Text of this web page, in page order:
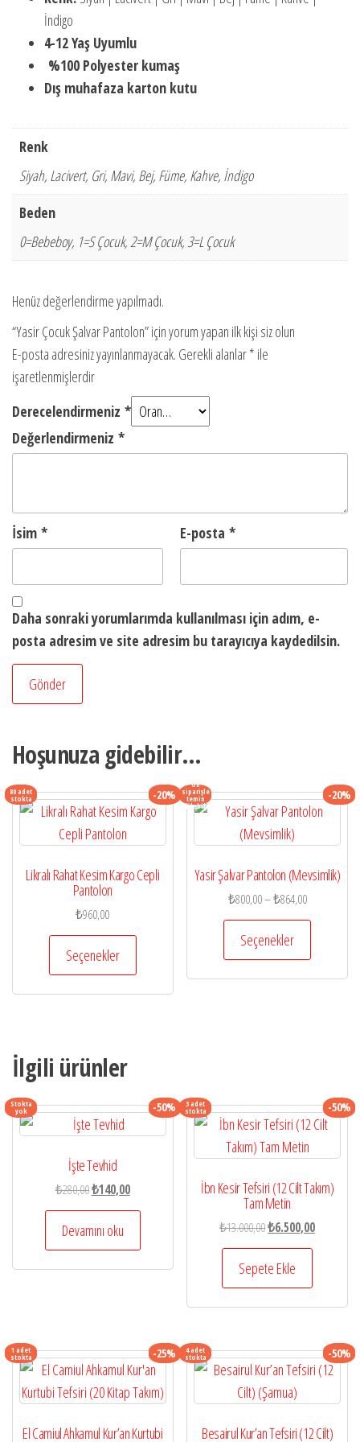
İndigo
4-12 Yaş Uyumlu
%100 Polyester kumaş
Dış muhafaza karton kutu
Renk
Siyah, Lacivert, Gri, Mavi, Bej, Füme, Kahve, İndigo
Beden
0=Bebeboy, 1=S Çocuk, 2=M Çocuk, 3=L Çocuk
Henüz değerlendirme yapılmadı.
“Yasir Çocuk Şalvar Pantolon” için yorum yapan ilk kişi siz olun
E-posta adresiniz yayınlanmayacak. Gerekli alanlar* ile
işaretlenmişlerdir
Derecelendirmeniz *
Değerlendirmeniz *
İsim * E-posta *
Daha sonraki yorumlarımda kullanılması için adım, e-
posta adresim ve site adresim bu tarayıcıya kaydedilsin.
Hoşunuza gidebilir…
80 adet
stokta -20%
Likralı Rahat Kesim Kargo Cepli
Pantolon
₺960,00
Seçenekler
Bu
ürün
sayfasından
Ön
siparişle
temin
edilebilir
-20%
Yasir Şalvar Pantolon (Mevsimlik)
₺800,00–₺864,00Fiyat
aralığı:
-
₺864,00
Seçenekler
Bu
seçilebilir
İlgili ürünler
Stokta
yok -50%
İşte Tevhid
₺280,00Orijinal
fiyat:
₺280,00.
₺140,00Şu
andaki
₺140,00.
Devamını oku
3 adet
stokta -50%
İbn Kesir Tefsiri (12 Cilt Takım)
Tam Metin
₺13.000,00Orijinal
fiyat:
₺13.000,00.
₺6.500,00Şu
Sepete Ekle
1 adet
stokta -25%
El Camiul Ahkamul Kur’an Kurtubi
4 adet
stokta -50%
Besairul Kur’an Tefsiri (12 Cilt)